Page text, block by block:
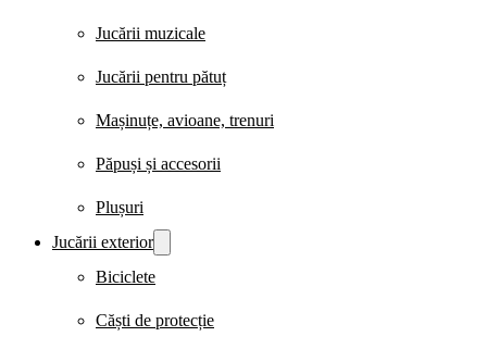
Jucării muzicale
Jucării pentru pătuț
Mașinuțe, avioane, trenuri
Păpuși și accesorii
Plușuri
Jucării exterior
Biciclete
Căști de protecție